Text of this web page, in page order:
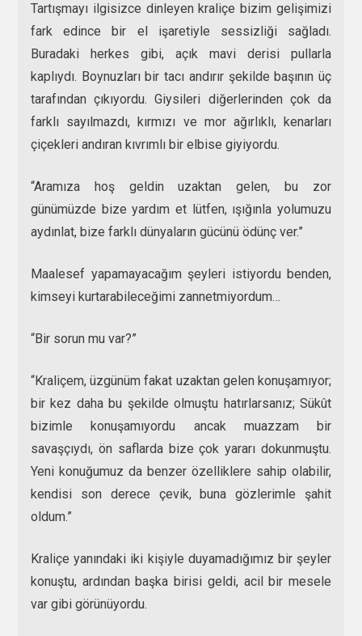
Tartışmayı ilgisizce dinleyen kraliçe bizim gelişimizi
fark edince bir el işaretiyle sessizliği sağladı.
Buradaki herkes gibi, açık mavi derisi pullarla
kaplıydı. Boynuzları bir tacı andırır şekilde başının üç
tarafından çıkıyordu. Giysileri diğerlerinden çok da
farklı sayılmazdı, kırmızı ve mor ağırlıklı, kenarları
çiçekleri andıran kıvrımlı bir elbise giyiyordu.
“Aramıza hoş geldin uzaktan gelen, bu zor
günümüzde bize yardım et lütfen, ışığınla yolumuzu
aydınlat, bize farklı dünyaların gücünü ödünç ver.”
Maalesef yapamayacağım şeyleri istiyordu benden,
kimseyi kurtarabileceğimi zannetmiyordum…
“Bir sorun mu var?”
“Kraliçem, üzgünüm fakat uzaktan gelen konuşamıyor;
bir kez daha bu şekilde olmuştu hatırlarsanız; Sükût
bizimle konuşamıyordu ancak muazzam bir
savaşçıydı, ön saflarda bize çok yararı dokunmuştu.
Yeni konuğumuz da benzer özelliklere sahip olabilir,
kendisi son derece çevik, buna gözlerimle şahit
oldum.”
Kraliçe yanındaki iki kişiyle duyamadığımız bir şeyler
konuştu, ardından başka birisi geldi, acil bir mesele
var gibi görünüyordu.